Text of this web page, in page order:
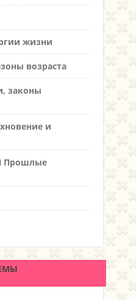
жизни
возраста
законы
и
Прошлые